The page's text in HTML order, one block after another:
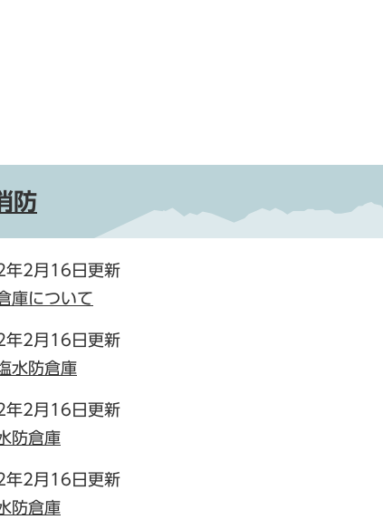
防
2月16日更新
庫について
2月16日更新
水防倉庫
2月16日更新
防倉庫
2月16日更新
防倉庫